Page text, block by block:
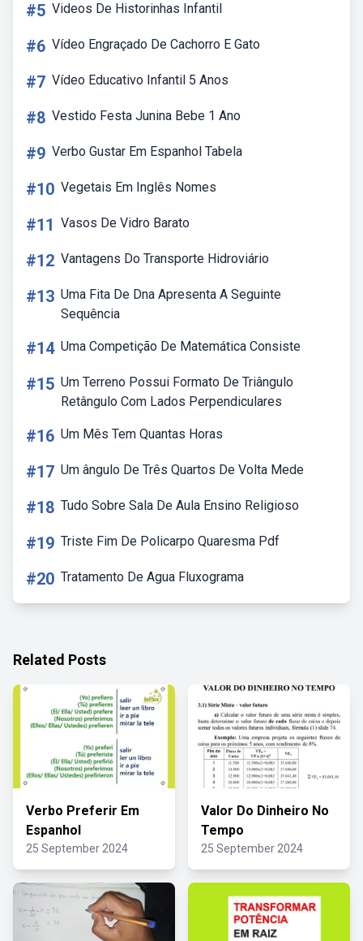
#5 Videos De Historinhas Infantil
#6 Vídeo Engraçado De Cachorro E Gato
#7 Vídeo Educativo Infantil 5 Anos
#8 Vestido Festa Junina Bebe 1 Ano
#9 Verbo Gustar Em Espanhol Tabela
#10 Vegetais Em Inglês Nomes
#11 Vasos De Vidro Barato
#12 Vantagens Do Transporte Hidroviário
#13 Uma Fita De Dna Apresenta A Seguinte
Sequência
#14 Uma Competição De Matemática Consiste
#15 Um Terreno Possui Formato De Triângulo
Retângulo Com Lados Perpendiculares
#16 Um Mês Tem Quantas Horas
#17 Um ângulo De Três Quartos De Volta Mede
#18 Tudo Sobre Sala De Aula Ensino Religioso
#19 Triste Fim De Policarpo Quaresma Pdf
#20 Tratamento De Agua Fluxograma
Related Posts
Verbo Preferir Em
Espanhol
25 September 2024
Valor Do Dinheiro No
Tempo
25 September 2024